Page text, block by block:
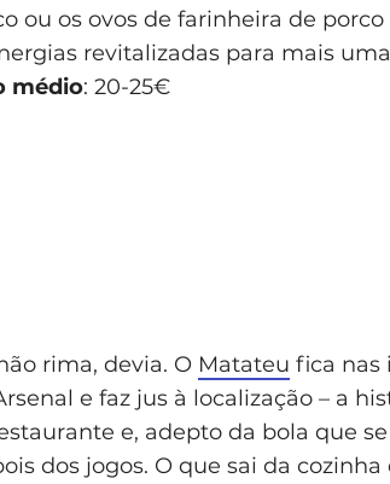
ou os ovos de farinheira de porco
revitalizadas para mais
médio: 20-25€
rima, devia. O Matateu fica nas
e faz jus à localização – a
e, adepto da bola que
dos jogos. O que sai da